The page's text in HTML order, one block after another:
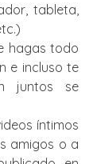
tableta,
hagas todo
e incluso te
juntos se
íntimos
amigos o a